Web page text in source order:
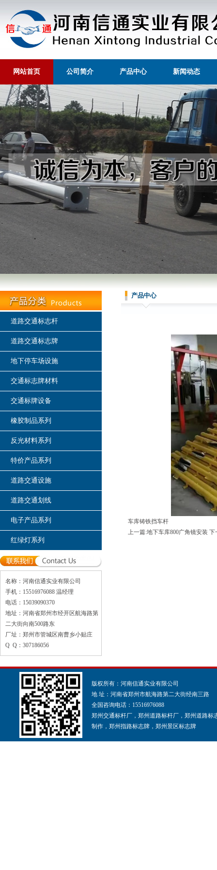
网站首页 公司简介 产品中心 新闻动态
道路交通标志杆
道路交通标志牌
地下停车场设施
交通标志牌材料
交通标牌设备
橡胶制品系列
反光材料系列
特价产品系列
道路交通设施
道路交通划线
电子产品系列
红绿灯系列
名称：河南信通实业有限公司
手机：15516976088 温经理
电话：15039090370
地址：河南省郑州市经开区航海路第
二大街向南500路东
厂址：郑州市管城区南曹乡小贴庄
Q Q：307186056
产品中心
车库铸铁挡车杆
上一篇:地下车库800广角镜安装 下
版权所有：河南信通实业有限公司
地 址：河南省郑州市航海路第二大街经南三路
全国咨询电话：15516976088
郑州交通标杆厂，郑州道路标杆厂，郑州道路
制作，郑州指路标志牌，郑州景区标志牌